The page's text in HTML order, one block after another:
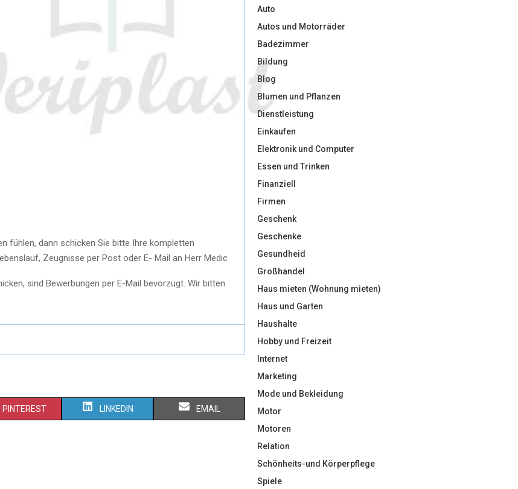
fühlen, dann schicken Sie bitte Ihre kompletten
Zeugnisse per Post oder E- Mail an Herr Medic
sind Bewerbungen per E-Mail bevorzugt. Wir bitten
PINTEREST LINKEDIN EMAIL
Auto
Autos und Motorräder
Badezimmer
Bildung
Blog
Blumen und Pflanzen
Dienstleistung
Einkaufen
Elektronik und Computer
Essen und Trinken
Finanziell
Firmen
Geschenk
Geschenke
Gesundheid
Großhandel
Haus mieten (Wohnung mieten)
Haus und Garten
Haushalte
Hobby und Freizeit
Internet
Marketing
Mode und Bekleidung
Motor
Motoren
Relation
Schönheits-und Körperpflege
Spiele